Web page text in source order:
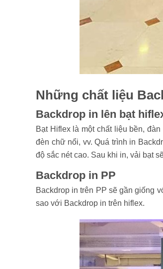
Những chất liệu
Backdrop in lên bạt
Bạt Hiflex là một chất liệu bền,
đèn chữ nổi, vv. Quá trình in
độ sắc nét cao. Sau khi in, vải bạt
Backdrop in PP
Backdrop in trên PP sẽ gần giống
sao với Backdrop in trên hiflex.